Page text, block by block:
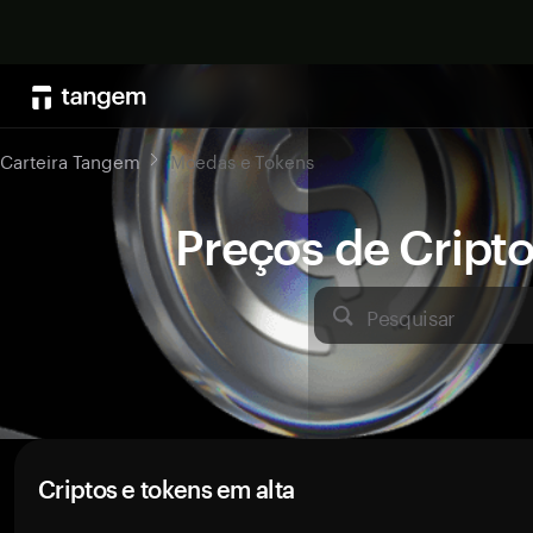
Preços de
Pesquisar
Carteira Tangem Moedas e Tokens
Criptos e tokens em alta